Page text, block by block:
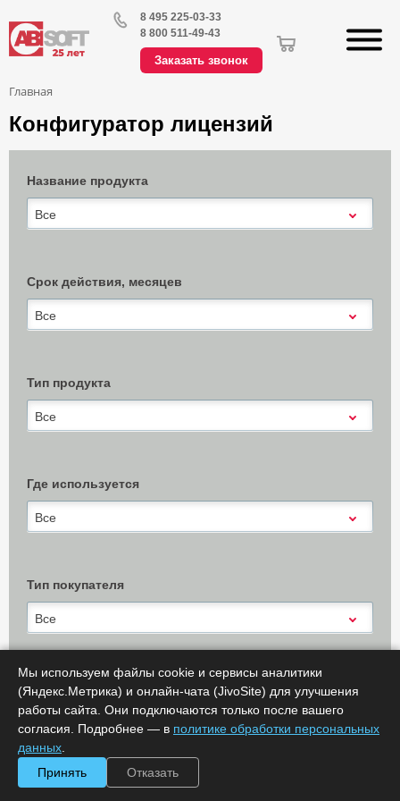
8 495 225-03-33
8 800 511-49-43
Заказать звонок
Главная
Конфигуратор лицензий
Название продукта
Все
Срок действия, месяцев
Все
Тип продукта
Все
Где используется
Все
Тип покупателя
Все
Показать результаты (0) Х Очистить
Сообщить об ошибке
Мы используем файлы cookie и сервисы аналитики
(Яндекс.Метрика) и онлайн-чата (JivoSite) для улучшения
работы сайта. Они подключаются только после вашего
согласия. Подробнее — в политике обработки персональных
данных
Принять
Отказать